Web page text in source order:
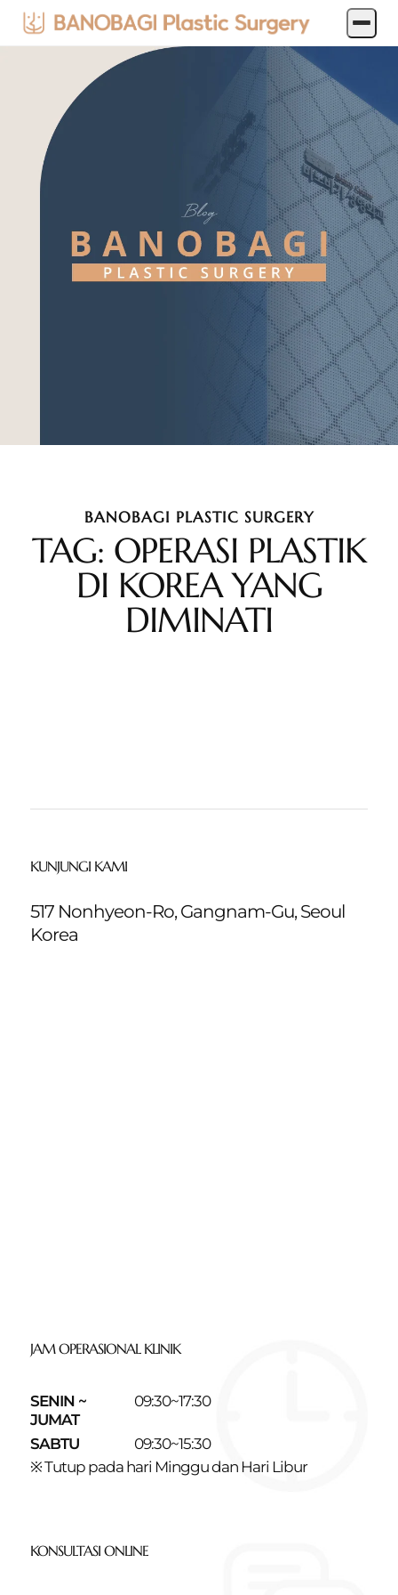
BANOBAGI PLASTIC SURGERY
TAG: OPERASI PLASTIK
DI KOREA YANG
DIMINATI
KUNJUNGI KAMI
517 Nonhyeon-Ro, Gangnam-Gu, Seoul
Korea
JAM OPERASIONAL KLINIK
SENIN ~
JUMAT
09:30~17:30
SABTU
09:30~15:30
※ Tutup pada hari Minggu dan Hari Libur
KONSULTASI ONLINE